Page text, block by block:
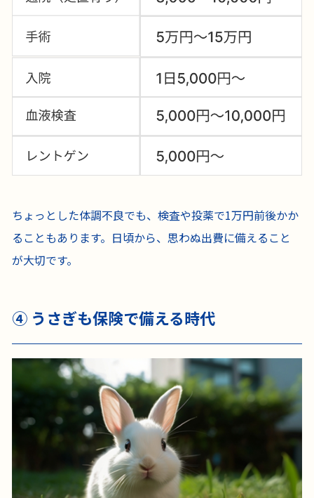
ちょっとした体調不良でも、検査や投薬で1万円前後かか
ることもあります。日頃から、思わぬ出費に備えること
が大切です。
④ うさぎも保険で備える時代